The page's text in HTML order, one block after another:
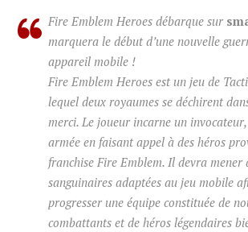
Fire Emblem Heroes débarque sur
marquera le début d’une nouvelle
appareil mobile !
Fire Emblem Heroes est un jeu de
lequel deux royaumes se déchirent
merci. Le joueur incarne un
armée en faisant appel à des héros
franchise Fire Emblem. Il devra mener
sanguinaires adaptées au jeu mobile
progresser une équipe constituée de
combattants et de héros légendaires